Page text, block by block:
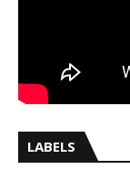
LABELS